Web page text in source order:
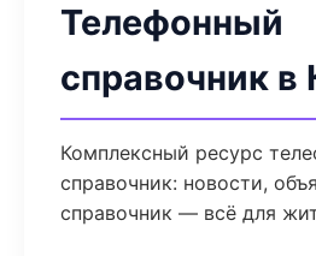
Телефонный
справочник
Комплексный ресурс
справочник: новости,
справочник — всё для